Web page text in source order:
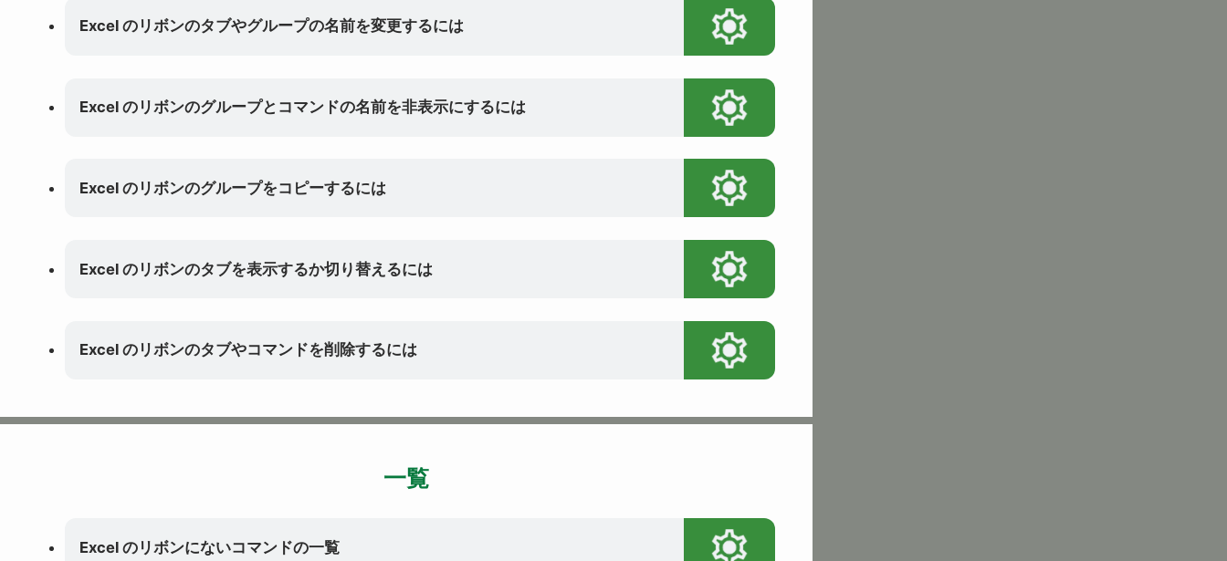
Excel のリボンのタブやグループの名前を変更するには
Excel のリボンのグループとコマンドの名前を非表示にするには
Excel のリボンのグループをコピーするには
Excel のリボンのタブを表示するか切り替えるには
Excel のリボンのタブやコマンドを削除するには
一覧
Excel のリボンにないコマンドの一覧